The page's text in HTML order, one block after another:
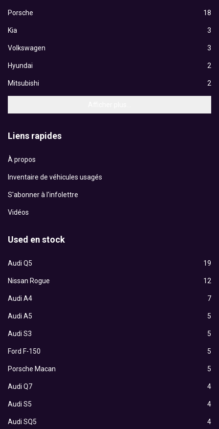
Porsche 18
Kia 3
Volkswagen 3
Hyundai 2
Mitsubishi 2
Liens rapides
À propos
Inventaire de véhicules usagés
S'abonner à l'infolettre
Vidéos
Used en stock
Audi Q5 19
Nissan Rogue 12
Audi A4 7
Audi A5 5
Audi S3 5
Ford F-150 5
Porsche Macan 5
Audi Q7 4
Audi S5 4
Audi SQ5 4